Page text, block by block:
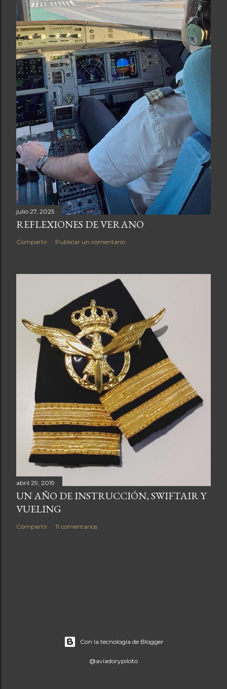
julio 27, 2025
REFLEXIONES DE VERANO
Compartir Publicar un comentario
abril 29, 2019
UN AÑO DE INSTRUCCIÓN, SWIFTAIR Y
VUELING
Compartir 11 comentarios
Con la tecnología de Blogger
@aviadorypiloto